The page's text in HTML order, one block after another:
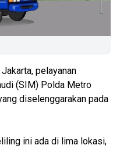
pelayanan
(SIM) Polda Metro
diselenggarakan pada
ini ada di lima lokasi,